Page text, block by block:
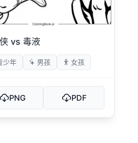
vs 毒液
少年 男孩 女孩
PNG PDF